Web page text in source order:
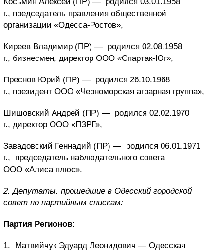
Косьмин Алексей (ПР) — родился 03.01.1958
г., председатель правления общественной
организации «Одесса-Ростов»,
Киреев Владимир (ПР) — родился 02.08.1958
г., бизнесмен, директор ООО «Спартак-Юг»,
Преснов Юрий (ПР) — родился 26.10.1968
г., президент ООО «Черноморская аграрная группа»,
Шишовский Андрей (ПР) — родился 02.02.1970
г., директор ООО «ПЗРГ»,
Завадовский Геннадий (ПР) — родился 06.01.1971
г., председатель наблюдательного совета
ООО «Алиса плюс».
2. Депутаты, прошедшие в Одесский городской
совет по партийным спискам:
Партия Регионов:
1.
Матвийчук Эдуард Леонидович — Одесская